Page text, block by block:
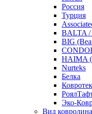
Россия
Турция
BALTA /
BIG
HAIMA
Nurteks
Белка
Эко-
Вид ковролина